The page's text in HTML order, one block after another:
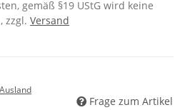
gemäß §19 UStG wird keine
zzgl. Versand
Frage zum Artikel